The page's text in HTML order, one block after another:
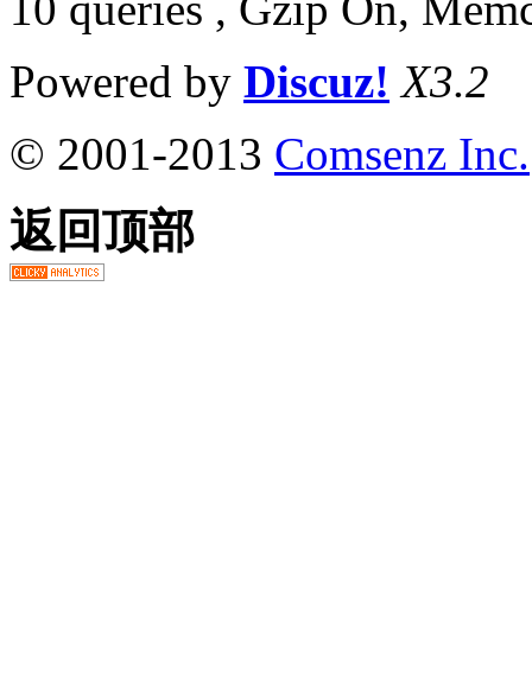
Powered by Discuz! X3.2
© 2001-2013 Comsenz Inc.
返回顶部